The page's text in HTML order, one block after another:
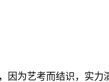
为艺考而结识，实力